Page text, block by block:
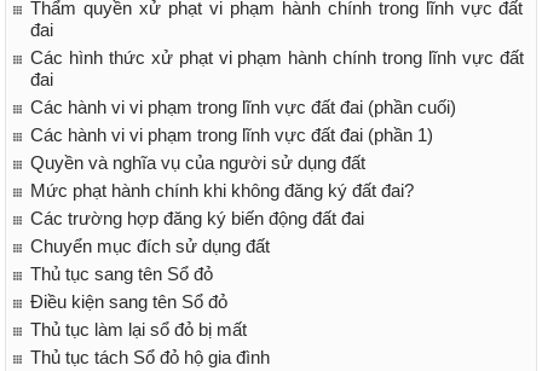
Thẩm quyền xử phạt vi phạm hành chính trong lĩnh vực đất
đai
Các hình thức xử phạt vi phạm hành chính trong lĩnh vực đất
đai
Các hành vi vi phạm trong lĩnh vực đất đai (phần cuối)
Các hành vi vi phạm trong lĩnh vực đất đai (phần 1)
Quyền và nghĩa vụ của người sử dụng đất
Mức phạt hành chính khi không đăng ký đất đai?
Các trường hợp đăng ký biến động đất đai
Chuyển mục đích sử dụng đất
Thủ tục sang tên Sổ đỏ
Điều kiện sang tên Sổ đỏ
Thủ tục làm lại sổ đỏ bị mất
Thủ tục tách Sổ đỏ hộ gia đình